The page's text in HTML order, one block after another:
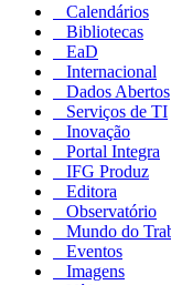
Calendários
Bibliotecas
EaD
Internacional
Dados Abertos
Serviços de TI
Inovação
Portal Integra
IFG Produz
Editora
Observatório
Mundo do
Eventos
Imagens